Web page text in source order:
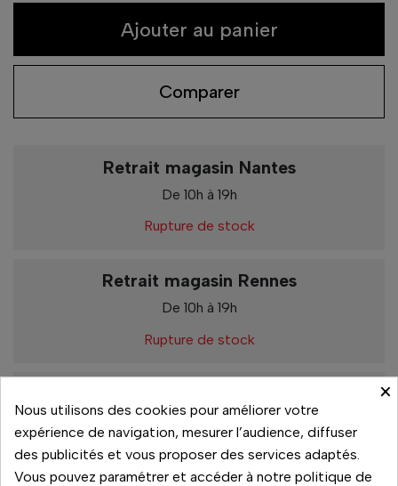
Ajouter au panier
Comparer
Retrait magasin Nantes
De 10h à 19h
Rupture de stock
Retrait magasin Rennes
De 10h à 19h
Rupture de stock
De 10h à 13h
De 13h30 à 19h
En stock
×
Nous utilisons des cookies pour améliorer votre
expérience de navigation, mesurer l’audience, diffuser
des publicités et vous proposer des services adaptés.
Vous pouvez paramétrer et accéder à notre politique de